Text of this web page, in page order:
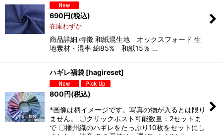
690円(税込)
在庫わずか
商品詳細 特徴 和紙混生地 オックスフォード 生
地素材・混率 綿85% 和紙15％ …
ハギレ福袋 [hagireset]
800円(税込)
*画像は柄イメージです。写真の物が入るとは限り
ません。 〇クリックポスト可能数量：2セットま
で 〇播州織のハギレをたっぷり10枚をセットにし